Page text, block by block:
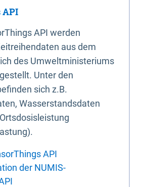
API
API werden
aus dem
des Umweltministeriums
Unter den
sich z.B.
Wasserstandsdaten
API
der NUMIS-